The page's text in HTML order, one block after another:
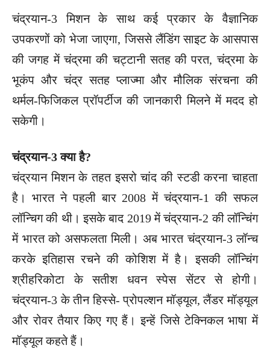
चंद्रयान-3 मिशन के साथ कई प्रकार के वैज्ञानिक
उपकरणों को भेजा जाएगा, जिससे लैंडिंग साइट के आसपास
की जगह में चंद्रमा की चट्टानी सतह की परत, चंद्रमा के
भूकंप और चंद्र सतह प्लाज्मा और मौलिक संरचना की
थर्मल-फिजिकल प्रॉपर्टीज की जानकारी मिलने में मदद हो
सकेगी।
चंद्रयान-3 क्या है?
चंद्रयान मिशन के तहत इसरो चांद की स्टडी करना चाहता
है। भारत ने पहली बार 2008 में चंद्रयान-1 की सफल
लॉन्चिग की थी। इसके बाद 2019 में चंद्रयान-2 की लॉन्चिंग
में भारत को असफलता मिली। अब भारत चंद्रयान-3 लॉन्च
करके इतिहास रचने की कोशिश में है। इसकी लॉन्चिंग
श्रीहरिकोटा के सतीश धवन स्पेस सेंटर से होगी।
चंद्रयान-3 के तीन हिस्से- प्रोपल्शन मॉड्यूल, लैंडर मॉड्यूल
और रोवर तैयार किए गए हैं। इन्हें जिसे टेक्निकल भाषा में
मॉड्यूल कहते हैं।